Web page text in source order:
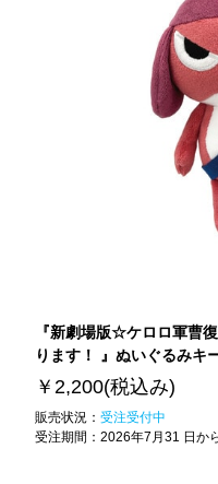
『新劇場版☆ケロロ軍曹
ります！ 』ぬいぐるみキ
￥2,200(税込み)
販売状況： 受注受付中
受注期間： 2026年7月31 日か